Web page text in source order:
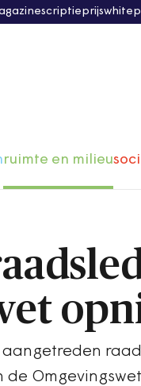
scriptieprijs
ruimte en milieu